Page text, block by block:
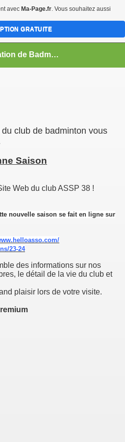
Association de Badminton à St Paul de Varces
club de badminton vous
Saison
Web du club ASSP 38 !
nouvelle saison se fait en ligne sur
helloasso.com/
23-24
des informations sur nos
le détail de la vie du club et
plaisir lors de votre visite.
avec Ma-Page.fr. Vous souhaitez aussi
GRATUITE